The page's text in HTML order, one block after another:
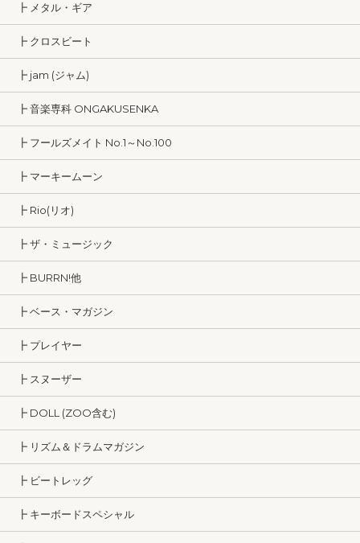
┣ メタル・ギア
┣ クロスビート
┣ jam (ジャム)
┣ 音楽専科 ONGAKUSENKA
┣ フールズメイト No.1～No.100
┣ マーキームーン
┣ Rio(リオ)
┣ ザ・ミュージック
┣ BURRN!他
┣ ベース・マガジン
┣ プレイヤー
┣ スヌーザー
┣ DOLL (ZOO含む)
┣ リズム＆ドラムマガジン
┣ ビートレッグ
┣ キーボードスペシャル